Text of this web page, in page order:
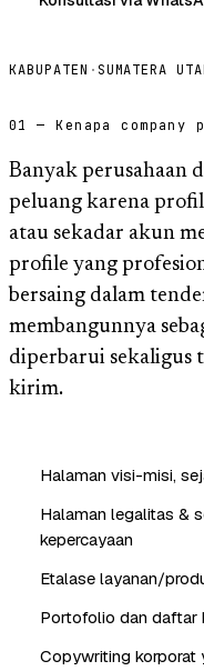
KABUPATEN · SUMATERA
01 — Kenapa
Banyak perusahaan
peluang karena
atau sekadar akun
profile yang
bersaing dalam
membangunnya
diperbarui sekaligus
kirim.
Halaman visi-misi,
Halaman legalitas &
kepercayaan
Etalase layanan/
Portofolio dan daftar
Copywriting korporat